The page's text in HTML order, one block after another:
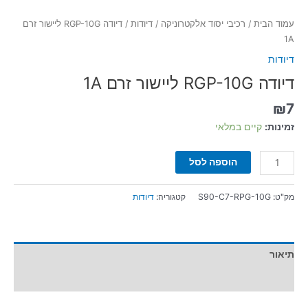
עמוד הבית / רכיבי יסוד אלקטרוניקה / דיודות
/ דיודה RGP-10G ליישור זרם
1A
דיודות
דיודה RGP-10G ליישור זרם 1A
₪7
זמינות: קיים במלאי
הוספה לסל
מק"ט: S90-C7-RPG-10G קטגוריה: דיודות
תיאור